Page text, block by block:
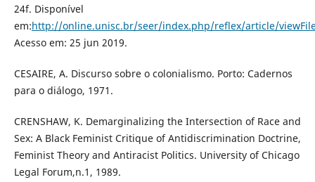
24f. Disponível
em:http://online.unisc.br/seer/index.php/reflex/article/
Acesso em: 25 jun 2019.
CESAIRE, A. Discurso sobre o colonialismo. Porto: Cadernos
para o diálogo, 1971.
CRENSHAW, K. Demarginalizing the Intersection of Race and
Sex: A Black Feminist Critique of Antidiscrimination Doctrine,
Feminist Theory and Antiracist Politics. University of Chicago
Legal Forum,n.1, 1989.